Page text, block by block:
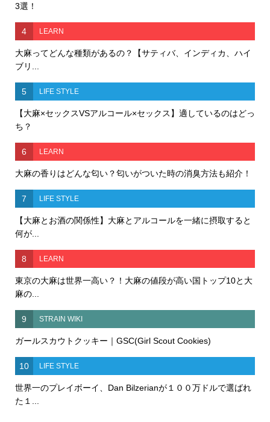
3選！
4 LEARN
大麻ってどんな種類があるの？【サティバ、インディカ、ハイ
ブリ...
5 LIFE STYLE
【大麻×セックスVSアルコール×セックス】適しているのはどっ
ち？
6 LEARN
大麻の香りはどんな匂い？匂いがついた時の消臭方法も紹介！
7 LIFE STYLE
【大麻とお酒の関係性】大麻とアルコールを一緒に摂取すると
何が...
8 LEARN
東京の大麻は世界一高い？！大麻の値段が高い国トップ10と大
麻の...
9 STRAIN WIKI
ガールスカウトクッキー｜GSC(Girl Scout Cookies)
10 LIFE STYLE
世界一のプレイボーイ、Dan Bilzerianが１００万ドルで選ばれ
た１...